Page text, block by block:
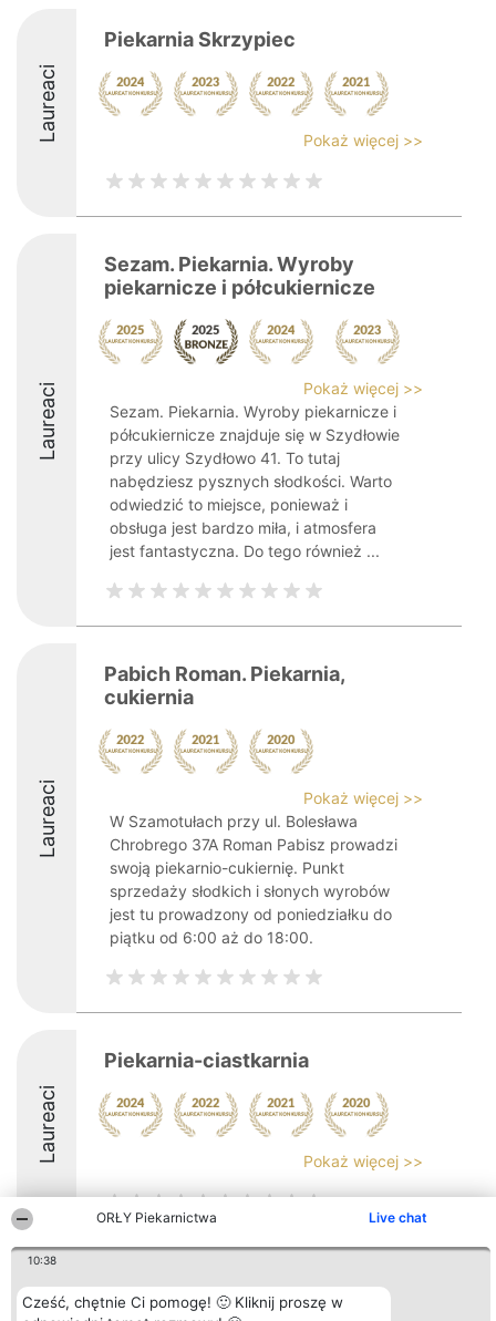
ORŁY Piekarnictwa Live chat
10:38
Cześć, chętnie Ci pomogę! 🙂 Kliknij proszę w
Laureaci
Piekarnia Skrzypiec
Pokaż więcej >>
Laureaci
Sezam. Piekarnia. Wyroby
piekarnicze i półcukiernicze
Pokaż więcej >>
Sezam. Piekarnia. Wyroby piekarnicze i
półcukiernicze znajduje się w Szydłowie
przy ulicy Szydłowo 41. To tutaj
nabędziesz pysznych słodkości. Warto
odwiedzić to miejsce, ponieważ i
obsługa jest bardzo miła, i atmosfera
jest fantastyczna. Do tego również ...
Laureaci
Pabich Roman. Piekarnia,
cukiernia
Pokaż więcej >>
W Szamotułach przy ul. Bolesława
Chrobrego 37A Roman Pabisz prowadzi
swoją piekarnio-cukiernię. Punkt
sprzedaży słodkich i słonych wyrobów
jest tu prowadzony od poniedziałku do
piątku od 6:00 aż do 18:00.
Laureaci
Piekarnia-ciastkarnia
Pokaż więcej >>
Bright Side Solutions sp. z o.
Laureaci
Lista
Kontakt